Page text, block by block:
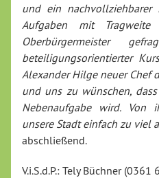
und ein
Aufgaben mit
Oberbürgermeister
beteiligungsorientierter
Alexander Hilge neuer Chef
und uns zu wünschen,
Nebenaufgabe wird. Von
unsere Stadt einfach zu viel
abschließend.
V.i.S.d.P.: Tely Büchner (0361